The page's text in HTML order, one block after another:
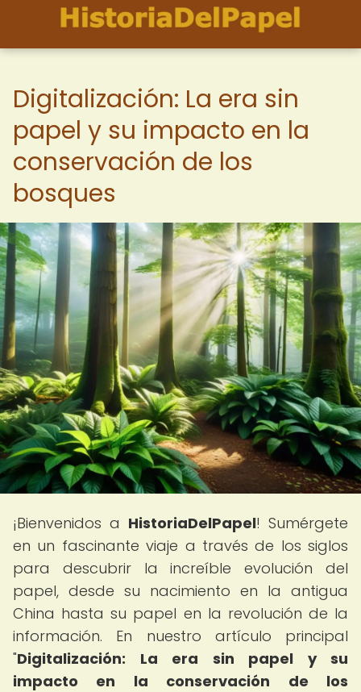
Digitalización: La era sin
papel y su impacto en la
conservación de los
bosques
¡Bienvenidos a HistoriaDelPapel! Sumérgete
en un fascinante viaje a través de los siglos
para descubrir la increíble evolución del
papel, desde su nacimiento en la antigua
China hasta su papel en la revolución de la
información. En nuestro artículo principal
"Digitalización: La era sin papel y su
impacto en la conservación de los